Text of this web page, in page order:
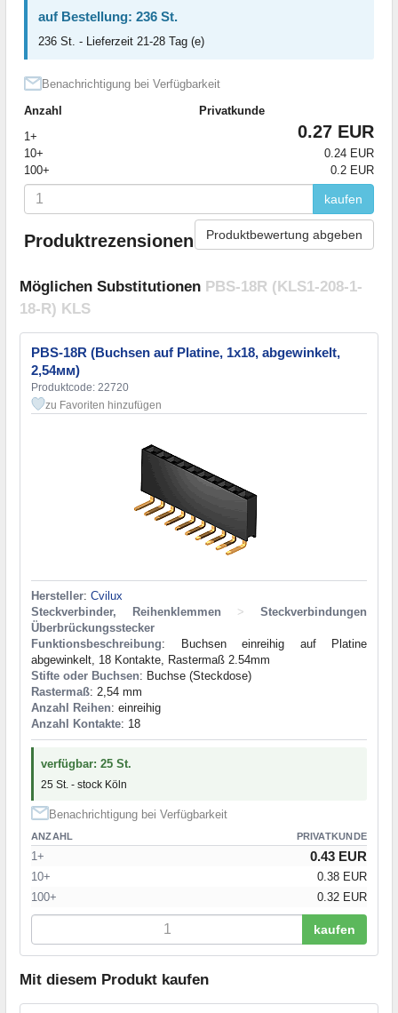
auf Bestellung: 236 St.
236 St. - Lieferzeit 21-28 Tag (e)
Benachrichtigung bei Verfügbarkeit
Anzahl
Privatkunde
1+
0.27 EUR
10+
0.24 EUR
100+
0.2 EUR
kaufen
Produktrezensionen Produktbewertung abgeben
Möglichen Substitutionen PBS-18R (KLS1-208-1-
18-R) KLS
PBS-18R (Buchsen auf Platine, 1х18, abgewinkelt,
2,54мм)
Produktcode: 22720
zu Favoriten hinzufügen
Hersteller: Cvilux
Steckverbinder, Reihenklemmen
>
Steckverbindungen
Überbrückungsstecker
Funktionsbeschreibung: Buchsen einreihig auf Platine
abgewinkelt, 18 Kontakte, Rastermaß 2.54mm
Stifte oder Buchsen: Buchse (Steckdose)
Rastermaß: 2,54 mm
Anzahl Reihen: einreihig
Anzahl Kontakte: 18
verfügbar: 25 St.
25 St. - stock Köln
Benachrichtigung bei Verfügbarkeit
ANZAHL PRIVATKUNDE
1+ 0.43 EUR
10+
0.38 EUR
100+
0.32 EUR
kaufen
Mit diesem Produkt kaufen